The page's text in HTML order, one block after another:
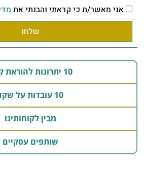
אני מאשר/ת כי קראתי והבנתי את
שלחו
10 יתרונות להוראת קבע
10 עובדות על שקד
מבין לקוחותינו
שותפים עסקיים